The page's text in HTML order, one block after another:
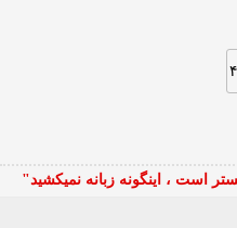
است ، اينگونه زبانه نميكشيد"